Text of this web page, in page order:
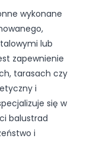
wykonane
lub
zapewnienie
tarasach czy
i
się w
balustrad
i